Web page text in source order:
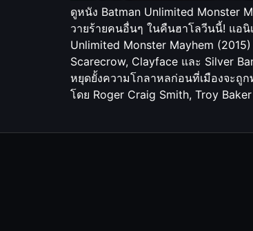
ดูหนัง Batman Unlimited Monster
วายร้ายคนอื่นๆ ในคืนฮาโลวีนนี้! แอ
Unlimited Monster Mayhem
Scarecrow, Clayface และ Silver
หยุดยั้งความโกลาหลก่อนที่เมืองจะถู
โดย Roger Craig Smith, Troy Baker